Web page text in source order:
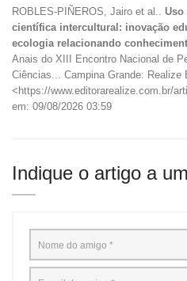
ROBLES-PIÑEROS, Jairo et al.. Uso
científica intercultural: inovação
ecologia relacionando
Anais do XIII Encontro Nacional de
Ciências... Campina Grande:
<https://www.editorarealize.com.br/
em: 09/08/2026 03:59
Indique o artigo a